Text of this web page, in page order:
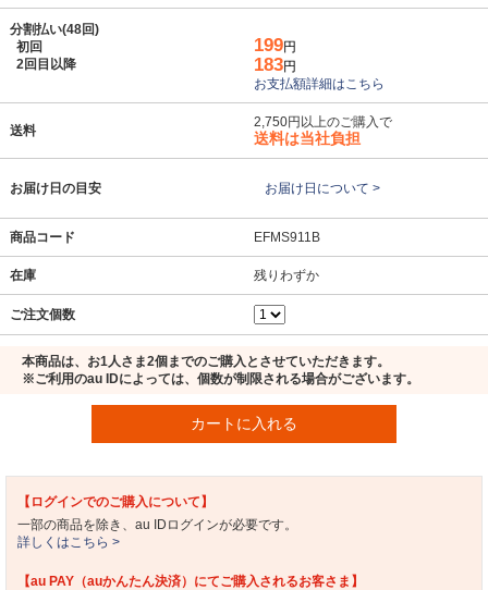
分割払い(48回)
初回
2回目以降
199円
183円
お支払額詳細はこちら
送料
2,750円以上のご購入で
送料は当社負担
お届け日の目安 お届け日について >
商品コード EFMS911B
在庫 残りわずか
ご注文個数
本商品は、お1人さま2個までのご購入とさせていただきます。
※ご利用のau IDによっては、個数が制限される場合がございます。
カートに入れる
【ログインでのご購入について】
一部の商品を除き、au IDログインが必要です。
詳しくはこちら >
【au PAY（auかんたん決済）にてご購入されるお客さま】